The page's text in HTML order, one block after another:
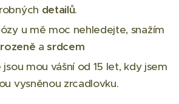
detailů.
u mě moc nehledejte, snažím
asrdcem
mou vášní od 15 let, kdy jsem
vysněnou zrcadlovku.